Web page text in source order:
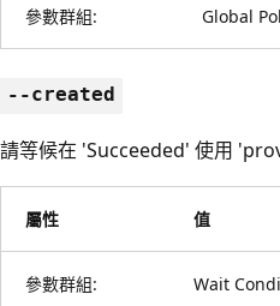
參數群組: Global
--created
請等候在 'Succeeded' 使用
屬性 值
參數群組: Wait